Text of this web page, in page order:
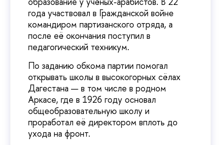
года участвовал в Гражданской войне
командиром партизанского отряда, а
после её окончания поступил в
педагогический техникум.
По заданию обкома партии помогал
открывать школы в высокогорных сёлах
Дагестана — в том числе в родном
Аркасе, где в 1926 году основал
общеобразовательную школу и
проработал её директором вплоть до
ухода на фронт.